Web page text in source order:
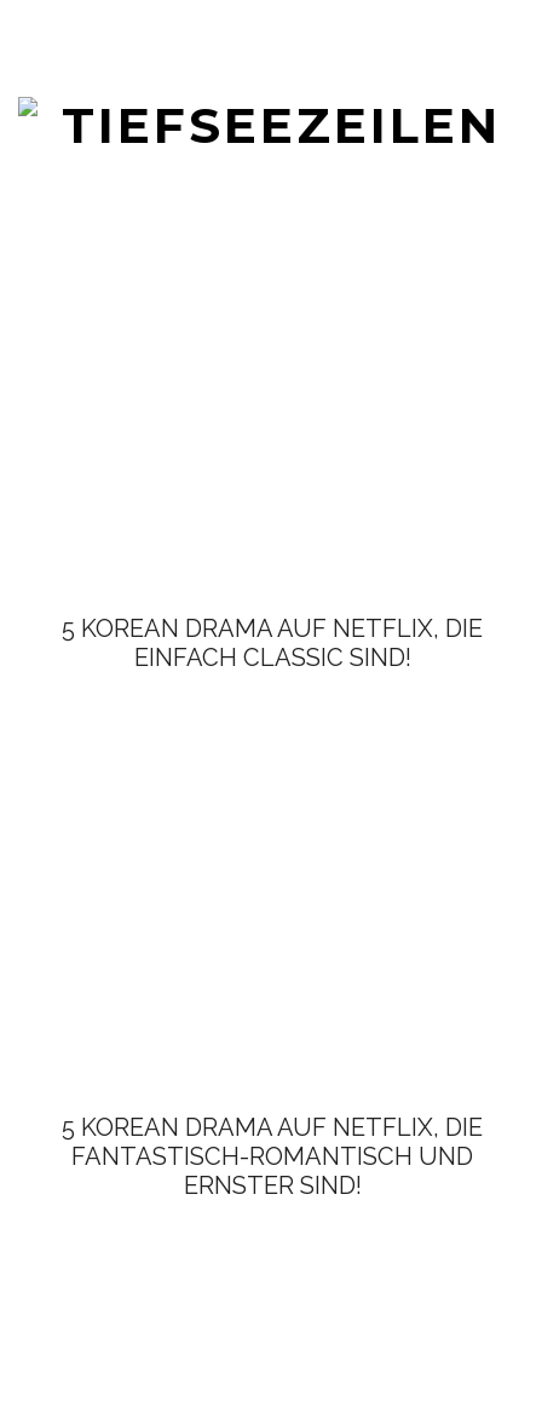
5 KOREAN DRAMA AUF NETFLIX, DIE
EINFACH CLASSIC SIND!
5 KOREAN DRAMA AUF NETFLIX, DIE
FANTASTISCH-ROMANTISCH UND
ERNSTER SIND!